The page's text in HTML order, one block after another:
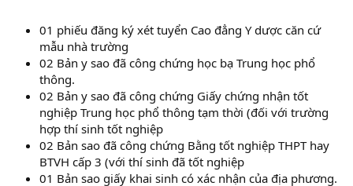
01 phiếu đăng ký xét tuyển Cao đẳng Y dược căn cứ
mẫu nhà trường
02 Bản y sao đã công chứng học bạ Trung học phổ
thông.
02 Bản y sao đã công chứng Giấy chứng nhận tốt
nghiệp Trung học phổ thông tạm thời (đối với trường
hợp thí sinh tốt nghiệp
02 Bản sao đã công chứng Bằng tốt nghiệp THPT hay
BTVH cấp 3 (với thí sinh đã tốt nghiệp
01 Bản sao giấy khai sinh có xác nhận của địa phương.